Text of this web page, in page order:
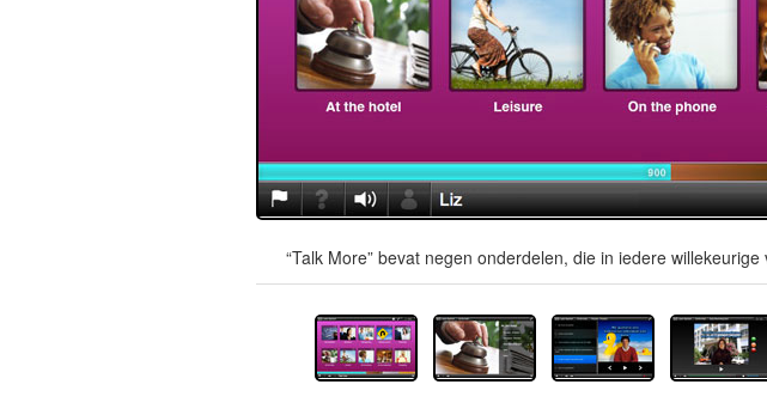
“Talk More” bevat negen onderdelen, die in iedere